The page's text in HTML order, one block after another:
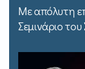
Με απόλυτη
Σεμινάριο